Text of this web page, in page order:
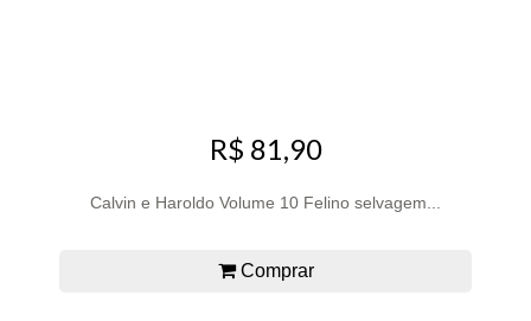
R$ 81,90
Calvin e Haroldo Volume 10 Felino selvagem...
Comprar